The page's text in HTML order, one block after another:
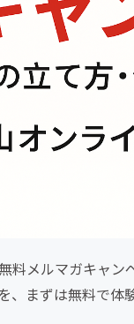
料メルマガキャ
まずは無料で体